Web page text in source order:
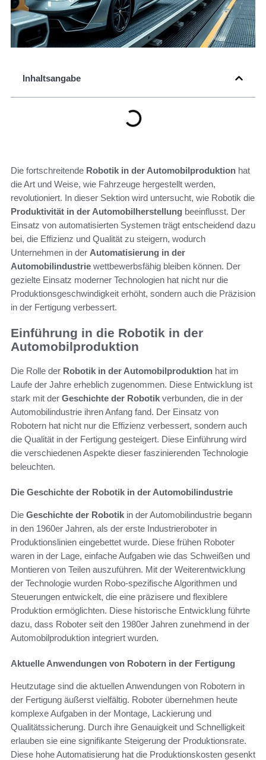
Inhaltsangabe
Die fortschreitende Robotik in der Automobilproduktion hat
die Art und Weise, wie Fahrzeuge hergestellt werden,
revolutioniert. In dieser Sektion wird untersucht, wie Robotik die
Produktivität in der Automobilherstellung beeinflusst. Der
Einsatz von automatisierten Systemen trägt entscheidend dazu
bei, die Effizienz und Qualität zu steigern, wodurch
Unternehmen in der Automatisierung in der
Automobilindustrie wettbewerbsfähig bleiben können. Der
gezielte Einsatz moderner Technologien hat nicht nur die
Produktionsgeschwindigkeit erhöht, sondern auch die Präzision
in der Fertigung verbessert.
Einführung in die Robotik in der
Automobilproduktion
Die Rolle der Robotik in der Automobilproduktion hat im
Laufe der Jahre erheblich zugenommen. Diese Entwicklung ist
stark mit der Geschichte der Robotik verbunden, die in der
Automobilindustrie ihren Anfang fand. Der Einsatz von
Robotern hat nicht nur die Effizienz verbessert, sondern auch
die Qualität in der Fertigung gesteigert. Diese Einführung wird
die verschiedenen Aspekte dieser faszinierenden Technologie
beleuchten.
Die Geschichte der Robotik in der Automobilindustrie
Die Geschichte der Robotik in der Automobilindustrie begann
in den 1960er Jahren, als der erste Industrieroboter in
Produktionslinien eingebettet wurde. Diese frühen Roboter
waren in der Lage, einfache Aufgaben wie das Schweißen und
Montieren von Teilen auszuführen. Mit der Weiterentwicklung
der Technologie wurden Robo-spezifische Algorithmen und
Steuerungen entwickelt, die eine präzisere und flexiblere
Produktion ermöglichten. Diese historische Entwicklung führte
dazu, dass Roboter seit den 1980er Jahren zunehmend in der
Automobilproduktion integriert wurden.
Aktuelle Anwendungen von Robotern in der Fertigung
Heutzutage sind die aktuellen Anwendungen von Robotern in
der Fertigung äußerst vielfältig. Roboter übernehmen heute
komplexe Aufgaben in der Montage, Lackierung und
Qualitätssicherung. Durch ihre Genauigkeit und Schnelligkeit
erlauben sie eine signifikante Steigerung der Produktionsrate.
Diese hohe Automatisierung hat die Produktionskosten gesenkt